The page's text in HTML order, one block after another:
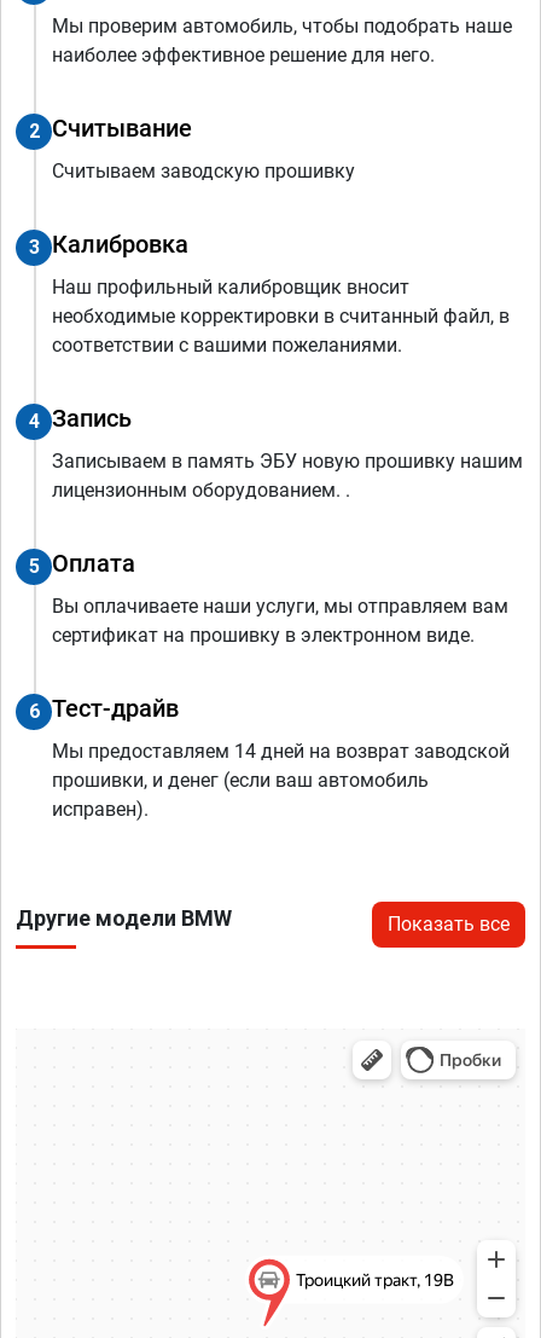
Мы проверим автомобиль, чтобы подобрать наше
наиболее эффективное решение для него.
2 Считывание
Считываем заводскую прошивку
3 Калибровка
Наш профильный калибровщик вносит
необходимые корректировки в считанный файл, в
соответствии с вашими пожеланиями.
4 Запись
Записываем в память ЭБУ новую прошивку нашим
лицензионным оборудованием. .
5 Оплата
Вы оплачиваете наши услуги, мы отправляем вам
сертификат на прошивку в электронном виде.
6 Тест-драйв
Мы предоставляем 14 дней на возврат заводской
прошивки, и денег (если ваш автомобиль
исправен).
Другие модели BMW Показать все